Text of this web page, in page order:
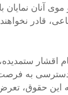
آنان
قادر
اقشار
به
این حقوق،